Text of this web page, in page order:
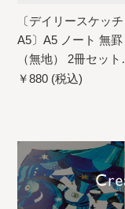
〔デイリースケッチ
A5〕A5 ノート 無罫
（無地） 2冊セット
【2点までネコポス配
￥880 (税込)